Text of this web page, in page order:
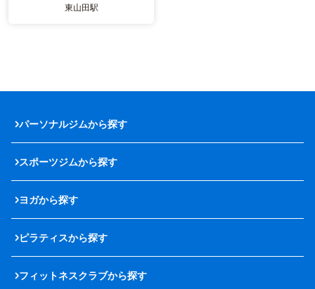
東山田駅
パーソナルジムから探す
スポーツジムから探す
ヨガから探す
ピラティスから探す
フィットネスクラブから探す